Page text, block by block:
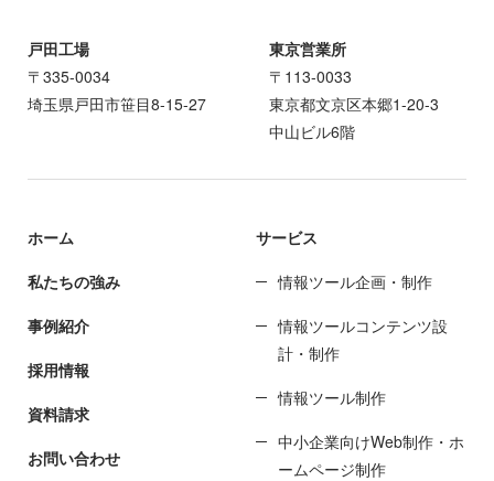
戸田工場
〒335-0034
埼玉県戸田市笹目8-15-27
東京営業所
〒113-0033
東京都文京区本郷1-20-3
中山ビル6階
ホーム
私たちの強み
事例紹介
採用情報
資料請求
お問い合わせ
サービス
情報ツール企画・制作
情報ツールコンテンツ設
計・制作
情報ツール制作
中小企業向けWeb制作・ホ
ームページ制作